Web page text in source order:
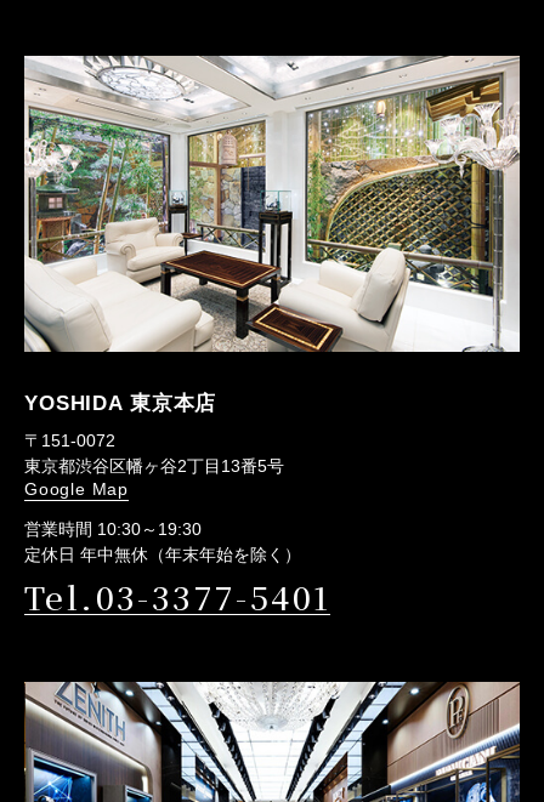
YOSHIDA 東京本店
〒151-0072
東京都渋谷区幡ヶ谷2丁目13番5号
Google Map
営業時間 10:30～19:30
定休日 年中無休（年末年始を除く）
Tel.03-3377-5401